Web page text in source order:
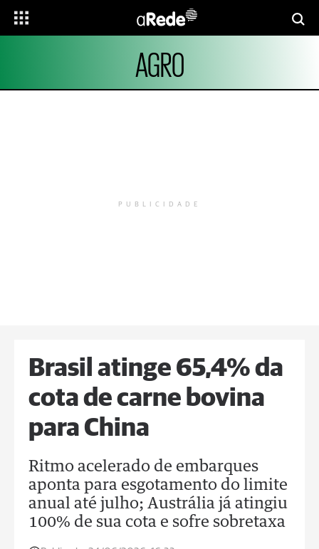
AGRO
PUBLICIDADE
Brasil atinge 65,4% da
cota de carne bovina
para China
Ritmo acelerado de embarques
aponta para esgotamento do limite
anual até julho; Austrália já atingiu
100% de sua cota e sofre sobretaxa